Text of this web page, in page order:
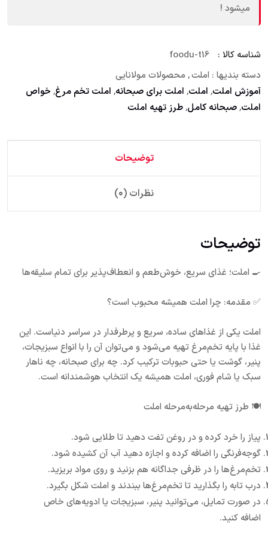
میشود !
شناسه کالا :
دسته بندیها : املت, محصولات مولانایی
آموزش املت, املت, املت برای صبحانه, املت تخم مرغ, خواص
املت,صبحانه کامل,طرز تهیه املت
توضیحات
نظرات (۰)
توضیحات
🍳 املت؛ غذای سریع، خوش‌طعم و انعطاف‌پذیر برای تمام سلیقه‌ها
✅ مقدمه: چرا املت همیشه محبوب است؟
املت یکی از غذاهای ساده، سریع و پرطرفدار در سراسر دنیاست. این
غذا با پایه تخم‌مرغ تهیه می‌شود و می‌توان آن را با انواع سبزیجات،
پنیر، گوشت یا حتی حبوبات ترکیب کرد. چه برای صبحانه، چه ناهار
سبک یا شام فوری، املت همیشه یک انتخاب هوشمندانه است.
🍽️ طرز تهیه مرحله‌به‌مرحله املت
پیاز را خرد کرده و در روغن تفت دهید تا طلایی شود.
گوجه‌فرنگی را اضافه کرده و اجازه دهید آب آن کشیده شود.
تخم‌مرغ‌ها را در ظرفی جداگانه هم بزنید و روی مواد بریزید.
درب تابه را بگذارید تا تخم‌مرغ‌ها ببندند و املت شکل بگیرد.
در صورت تمایل، می‌توانید پنیر، سبزیجات یا ادویه‌های خاص
اضافه کنید.